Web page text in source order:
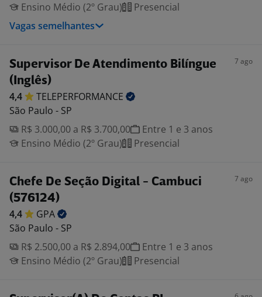
Ensino Médio (2º Grau)
Presencial
Vagas semelhantes
Supervisor De Atendimento Bilíngue
(Inglês)
7 ago
4,4
TELEPERFORMANCE
São Paulo - SP
R$ 3.000,00 a R$ 3.700,00
Entre 1 e 3 anos
Ensino Médio (2º Grau)
Presencial
Chefe De Seção Digital - Cambuci
(576124)
7 ago
4,4
GPA
São Paulo - SP
R$ 2.500,00 a R$ 2.894,00
Entre 1 e 3 anos
Ensino Médio (2º Grau)
Presencial